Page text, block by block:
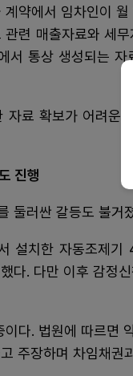
약에서 임차인이
련 매출자료와 세
서 통상 생성되는
료 확보가 어려운
진행
둘러싼 갈등도 불거
설치한 자동조제
다. 다만 이후 감정
다. 법원에 따르면
주장하며 차임채